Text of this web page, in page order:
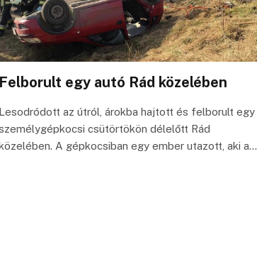
Felborult egy autó Rád közelében
Lesodródott az útról, árokba hajtott és felborult egy
csütörtökön délelőtt Rád
A gépkocsiban egy ember utazott, aki a…